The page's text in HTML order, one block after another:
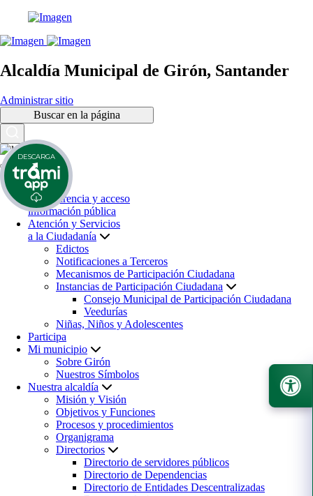
Alcaldía Municipal de Girón, Santander
Administrar sitio
Buscar en la página
Inicio
Transparencia y acceso
información pública
Atención y Servicios
a la Ciudadanía
Edictos
Notificaciones a Terceros
Mecanismos de Participación Ciudadana
Instancias de Participación Ciudadana
Consejo Municipal de Participación Ciudadana
Veedurías
Niñas, Niños y Adolescentes
Participa
Mi municipio
Sobre Girón
Nuestros Símbolos
Nuestra alcaldía
Misión y Visión
Objetivos y Funciones
Procesos y procedimientos
Organigrama
Directorios
Directorio de servidores públicos
Directorio de Dependencias
Directorio de Entidades Descentralizadas
DESCARGA